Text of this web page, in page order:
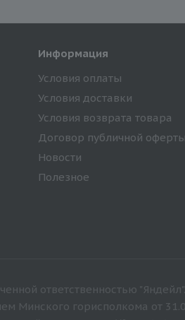
Информация
Условия оплаты
Условия доставки
Условия возврата товара
Договор публичной оферты
Новости
Полезное
ответственностью "Яндейл".
Минского горисполкома от